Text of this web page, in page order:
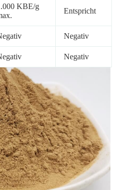
KBE/g
Entspricht
Negativ
Negativ